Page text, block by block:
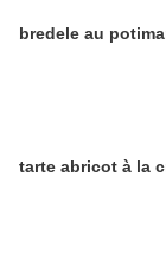
bredele au
tarte abricot à la